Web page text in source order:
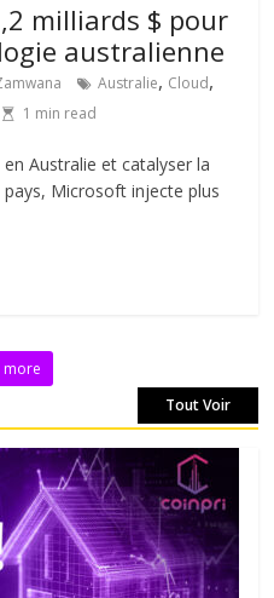
milliards $ pour
australienne
Australie, Cloud,
1 min read
Australie et catalyser la
Microsoft injecte plus
more
Tout Voir